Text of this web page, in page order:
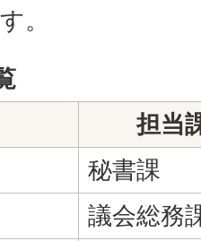
。
担当
秘書課
議会総務